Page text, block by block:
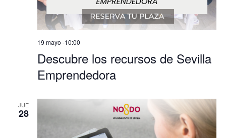
Descubre los recursos de Sevilla
Emprendedora
19 mayo -10:00
JUE
28